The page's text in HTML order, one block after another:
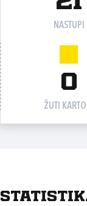
NASTUPI
0
ŽUTI